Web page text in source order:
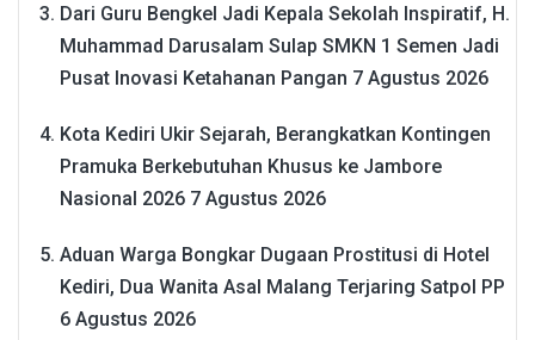
Dari Guru Bengkel Jadi Kepala Sekolah Inspiratif, H.
Muhammad Darusalam Sulap SMKN 1 Semen Jadi
Pusat Inovasi Ketahanan Pangan 7 Agustus 2026
Kota Kediri Ukir Sejarah, Berangkatkan Kontingen
Pramuka Berkebutuhan Khusus ke Jambore
Nasional 2026 7 Agustus 2026
Aduan Warga Bongkar Dugaan Prostitusi di Hotel
Kediri, Dua Wanita Asal Malang Terjaring Satpol PP
6 Agustus 2026